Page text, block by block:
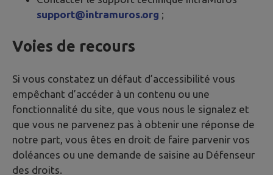
support@intramuros.org ;
Voies de recours
Si vous constatez un défaut d’accessibilité vous
empêchant d’accéder à un contenu ou une
fonctionnalité du site, que vous nous le signalez et
que vous ne parvenez pas à obtenir une réponse de
notre part, vous êtes en droit de faire parvenir vos
doléances ou une demande de saisine au Défenseur
des droits.